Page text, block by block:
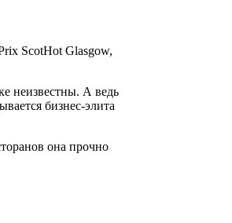
ScotHot Glasgow,
неизвестны. А ведь
бизнес-элита
она прочно